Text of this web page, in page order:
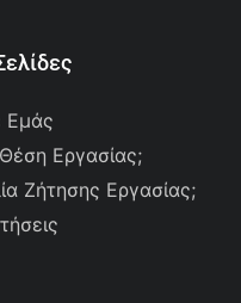
Εμάς
Εργασίας;
Ζήτησης Εργασίας;